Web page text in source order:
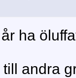
ha
andra